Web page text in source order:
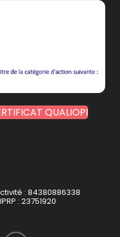
QUALIOPI
: 84380886338
: 23751920